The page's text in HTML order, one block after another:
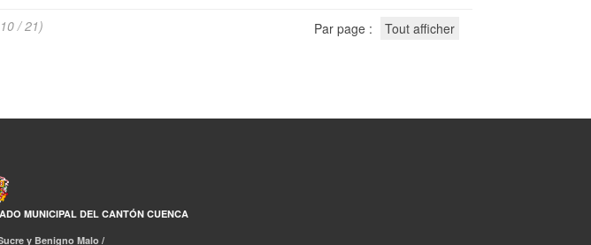
/ 21) Par page : Tout afficher
MUNICIPAL DEL CANTÓN CUENCA
y Benigno Malo /